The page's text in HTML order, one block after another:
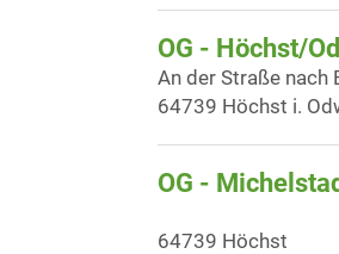
OG - Höchst/
An der Straße nach
64739 Höchst i.
OG -
64739 Höchst